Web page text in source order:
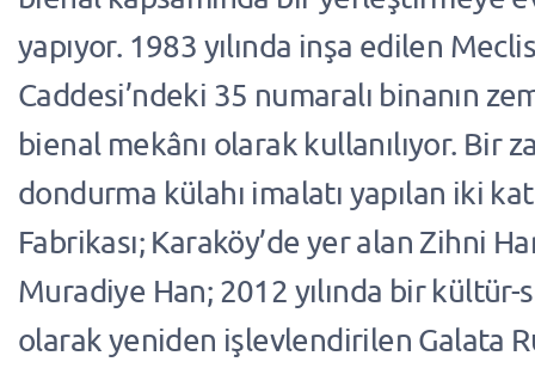
yapıyor. 1983 yılında inşa edilen
Caddesi’ndeki 35 numaralı binanın
bienal mekânı olarak kullanılıyor. Bir
dondurma külahı imalatı yapılan iki
Fabrikası; Karaköy’de yer alan Zihni
Muradiye Han; 2012 yılında bir kültür-
olarak yeniden işlevlendirilen Galata